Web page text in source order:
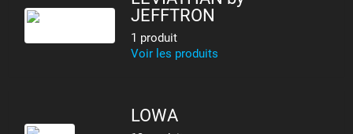
JEFFTRON
1 produit
Voir les produits
LOWA